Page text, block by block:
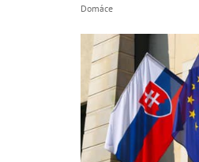
Domáce